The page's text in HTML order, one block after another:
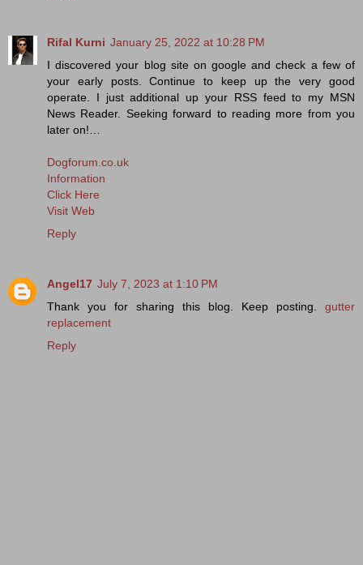
Rifal Kurni January 25, 2022 at 10:28 PM
I discovered your blog site on google and check a few of
your early posts. Continue to keep up the very good
operate. I just additional up your RSS feed to my MSN
News Reader. Seeking forward to reading more from you
later on!…
Dogforum.co.uk
Information
Click Here
Visit Web
Reply
Angel17 July 7, 2023 at 1:10 PM
Thank you for sharing this blog. Keep posting. gutter
replacement
Reply